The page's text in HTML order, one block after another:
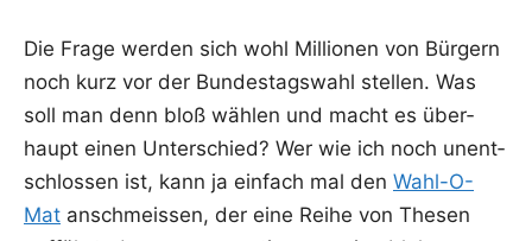
Die Fra­ge wer­den sich wohl Mil­lio­nen von Bür­gern
noch kurz vor der Bun­des­tags­wahl stel­len. Was
soll man denn bloß wäh­len und macht es über­
haupt einen Unter­schied? Wer wie ich noch unent­
schlos­sen ist, kann ja ein­fach mal den Wahl-O-
Mat anschmeis­sen, der eine Rei­he von The­sen